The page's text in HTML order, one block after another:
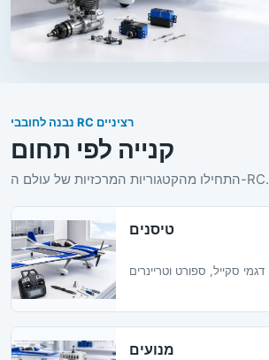
נבנה לחובבי RC רציניים
קנייה לפי תחום
התחילו מהקטגוריות המרכזיות של עולם ה-RC.
טיסנים
דגמי סקייל, ספורט וטריינרים
מנועים